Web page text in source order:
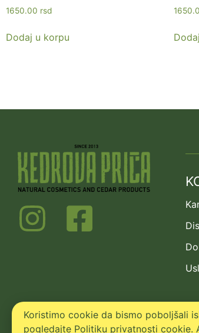
Ocenjeno sa
5.00
1650.00 rsd
Dodaj u korpu
5.00
Koristimo cookie da bismo poboljšali
pogledajte Politiku privatnosti cookie.